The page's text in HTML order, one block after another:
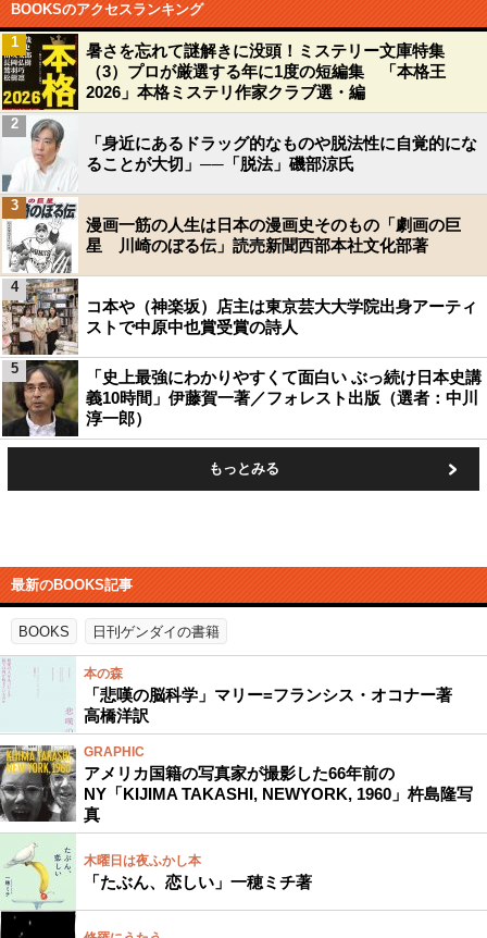
BOOKSのアクセスランキング
暑さを忘れて謎解きに没頭！ミステリー文庫特集
（3）プロが厳選する年に1度の短編集 「本格王
2026」本格ミステリ作家クラブ選・編
1
「身近にあるドラッグ的なものや脱法性に自覚的にな
ることが大切」──「脱法」磯部涼氏
2
漫画一筋の人生は日本の漫画史そのもの「劇画の巨
星 川崎のぼる伝」読売新聞西部本社文化部著
3
コ本や（神楽坂）店主は東京芸大大学院出身アーティ
ストで中原中也賞受賞の詩人
4
「史上最強にわかりやすくて面白い ぶっ続け日本史講
義10時間」伊藤賀一著／フォレスト出版（選者：中川
淳一郎）
5
もっとみる
最新のBOOKS記事
BOOKS 日刊ゲンダイの書籍
本の森
「悲嘆の脳科学」マリー=フランシス・オコナー著
高橋洋訳
GRAPHIC
アメリカ国籍の写真家が撮影した66年前の
NY「KIJIMA TAKASHI, NEWYORK, 1960」杵島隆写
真
木曜日は夜ふかし本
「たぶん、恋しい」一穂ミチ著